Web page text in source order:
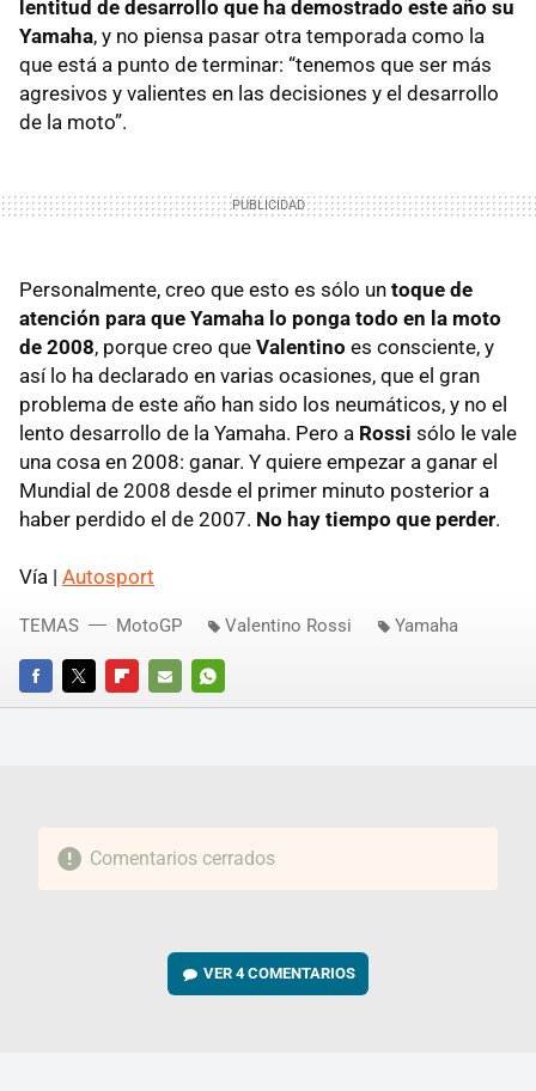
lentitud de desarrollo que ha demostrado este año su
Yamaha, y no piensa pasar otra temporada como la
que está a punto de terminar: “tenemos que ser más
agresivos y valientes en las decisiones y el desarrollo
de la moto”.
Personalmente, creo que esto es sólo un toque de
atención para que Yamaha lo ponga todo en la moto
de 2008, porque creo que Valentino es consciente, y
así lo ha declarado en varias ocasiones, que el gran
problema de este año han sido los neumáticos, y no el
lento desarrollo de la Yamaha. Pero a Rossi sólo le vale
una cosa en 2008: ganar. Y quiere empezar a ganar el
Mundial de 2008 desde el primer minuto posterior a
haber perdido el de 2007. No hay tiempo que perder.
Vía | Autosport
FACEBOOKTWITTERFLIPBOARD
E-
WHATSAPP
TEMAS MotoGP Valentino Rossi Yamaha
Comentarios cerrados
VER4 COMENTARIOS